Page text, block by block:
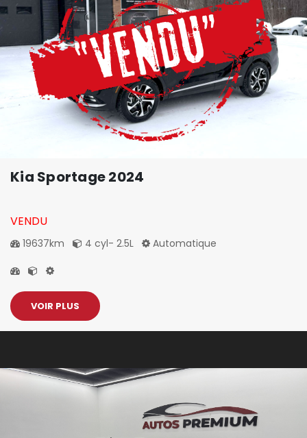
Kia Sportage 2024
VENDU
19637km 4 cyl- 2.5L Automatique
VOIR PLUS